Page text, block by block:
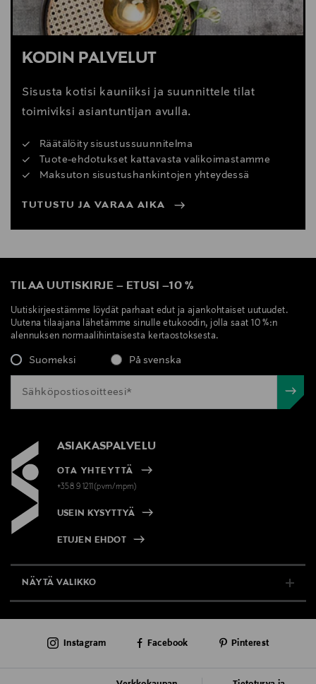
KODIN PALVELUT
Sisusta kotisi kauniiksi ja suunnittele tilat
toimiviksi asiantuntijan avulla.
Räätälöity sisustussuunnitelma
Tuote-ehdotukset kattavasta valikoimastamme
Maksuton sisustushankintojen yhteydessä
TUTUSTU JA VARAA AIKA
TILAA UUTISKIRJE – ETUSI –10 %
Uutiskirjeestämme löydät parhaat edut ja ajankohtaiset uutuudet.
Uutena tilaajana lähetämme sinulle etukoodin, jolla saat 10 %:n
alennuksen normaalihintaisesta kertaostoksesta.
Suomeksi På svenska
ASIAKASPALVELU
OTA YHTEYTTÄ
+358 9 1211(pvm/mpm)
USEIN KYSYTTYÄ
ETUJEN EHDOT
NÄYTÄ VALIKKO
AJANKOHTAISTA
Instagram Facebook Pinterest